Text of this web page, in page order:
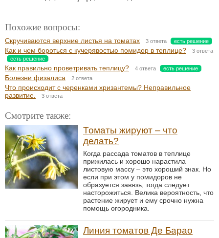
Похожие вопросы:
Скручиваются верхние листья на томатах 3 ответа есть решение
Как и чем бороться с кучерявостью помидор в теплице?
3 ответа
есть решение
Как правильно проветривать теплицу? 4 ответа есть решение
Болезни физалиса 2 ответа
Что происходит с черенками хризантемы? Неправильное
развитие.
3 ответа
Смотрите также:
Томаты жируют – что
делать?
Когда рассада томатов в теплице
прижилась и хорошо нарастила
листовую массу – это хороший знак. Но
если при этом у помидоров не
образуется завязь, тогда следует
насторожиться. Велика вероятность, что
растение жирует и ему срочно нужна
помощь огородника.
Линия томатов Де Барао